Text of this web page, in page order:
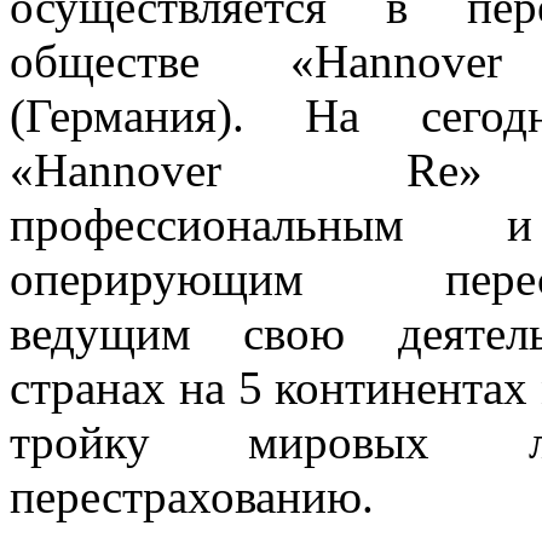
обществе
(Германия). На
«Hannover Re»
профессиональным
оперирующим
ведущим свою
странах на 5
тройку мировых
перестрахованию.